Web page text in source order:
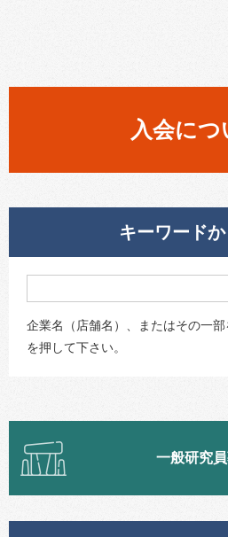
入会につ
キーワード
企業名（店舗名）、またはその一
を押して下さい。
一般研究